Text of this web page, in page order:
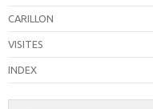
CARILLON
VISITES
INDEX